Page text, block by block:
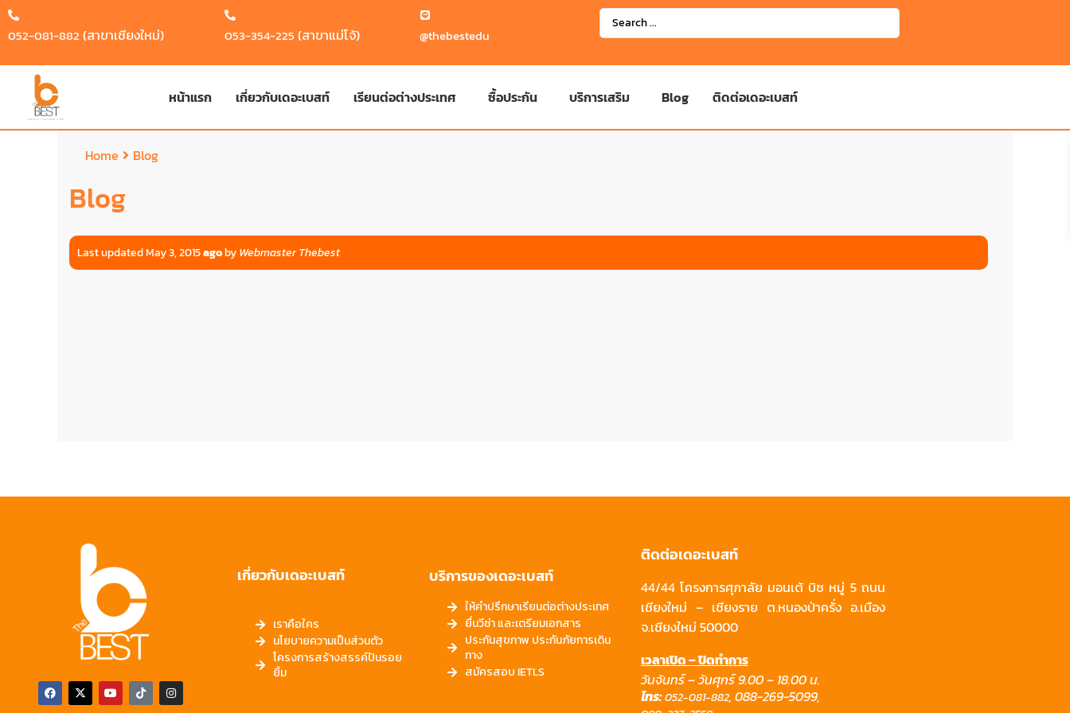
052-081-882 (สาขาเชียงใหม่) 053-354-225 (สาขาแม่โจ้) @thebestedu
หน้าแรก เกี่ยวกับเดอะเบสท์ เรียนต่อต่างประเทศ ซื้อประกัน บริการเสริม Blog ติดต่อเดอะเบสท์
Home Blog
Blog
Last updated May 3, 2015agobyWebmaster Thebest
เกี่ยวกับเดอะเบสท์
เราคือใคร
นโยบายความเป็นส่วนตัว
โครงการสร้างสรรค์ปันรอย
ยิ้ม
บริการของเดอะเบสท์
ให้คำปรึกษาเรียนต่อต่างประเทศ
ยื่นวีซ่า และเตรียมเอกสาร
ประกันสุขภาพ ประกันภัยการเดิน
ทาง
สมัครสอบ IETLS
ติดต่อเดอะเบสท์
44/44 โครงการศุภาลัย มอนเต้ บิซ หมู่ 5 ถนน
เชียงใหม่ – เชียงราย ต.หนองป่าครั่ง อ.เมือง
จ.เชียงใหม่ 50000
เวลาเปิด – ปิดทำการ
วันจันทร์ – วันศุกร์ 9.00 – 18.00 น.
โทร: 052-081-882, 088-269-5099,